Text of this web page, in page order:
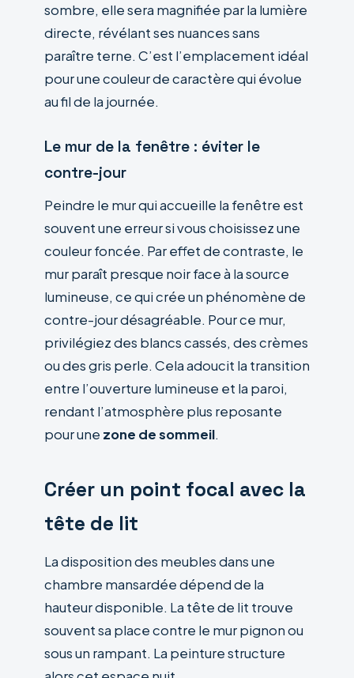
sombre, elle sera magnifiée par la lumière
directe, révélant ses nuances sans
paraître terne. C’est l’emplacement idéal
pour une couleur de caractère qui évolue
au fil de la journée.
Le mur de la fenêtre : éviter le
contre-jour
Peindre le mur qui accueille la fenêtre est
souvent une erreur si vous choisissez une
couleur foncée. Par effet de contraste, le
mur paraît presque noir face à la source
lumineuse, ce qui crée un phénomène de
contre-jour désagréable. Pour ce mur,
privilégiez des blancs cassés, des crèmes
ou des gris perle. Cela adoucit la transition
entre l’ouverture lumineuse et la paroi,
rendant l’atmosphère plus reposante
pour une zone de sommeil.
Créer un point focal avec la
tête de lit
La disposition des meubles dans une
chambre mansardée dépend de la
hauteur disponible. La tête de lit trouve
souvent sa place contre le mur pignon ou
sous un rampant. La peinture structure